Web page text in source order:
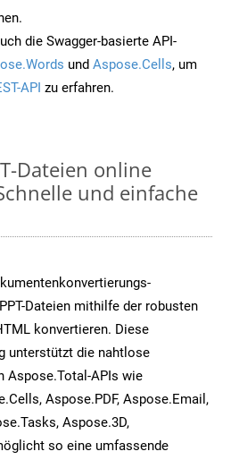
die Swagger-basierte API-
und Aspose.Cells, um
API zu erfahren.
Dateien online
und einfache
Dateien mithilfe der robusten
konvertieren. Diese
unterstützt die nahtlose
Aspose.Total-APIs wie
Aspose.PDF, Aspose.Email,
Aspose.3D,
so eine umfassende